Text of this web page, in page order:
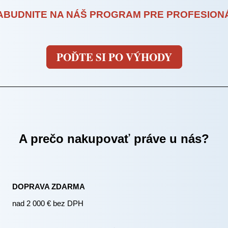
NA NÁŠ PROGRAM PRE
POĎTE SI PO VÝHODY
A prečo nakupovať práve u nás?
DOPRAVA ZDARMA
nad 2 000 € bez DPH